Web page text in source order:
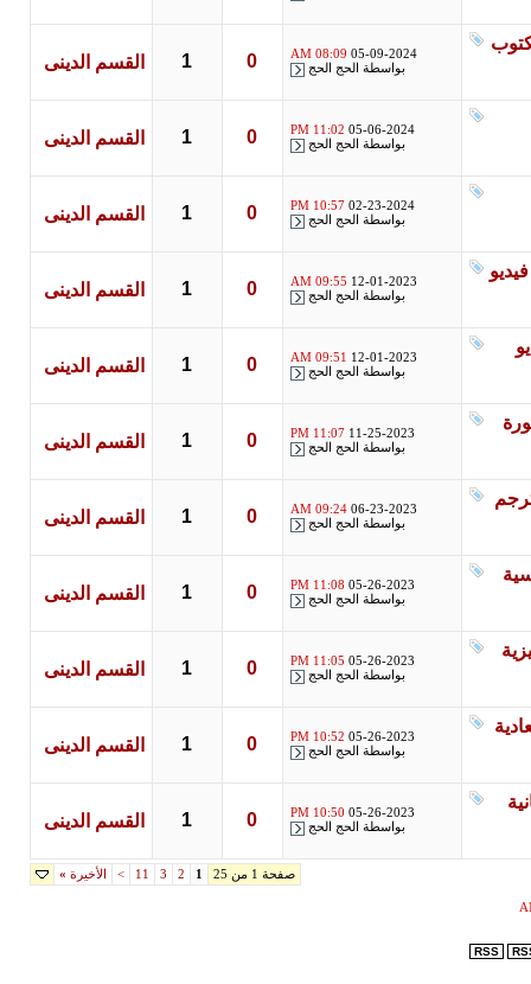
05-09-2024
08:09 AM
بواسطةالحج الحج القسم الدينى
05-06-2024
11:02 PM
بواسطةالحج الحج القسم الدينى
02-23-2024
10:57 PM
بواسطةالحج الحج القسم الدينى
فيديو
12-01-2023
09:55 AM
بواسطةالحج الحج القسم الدينى
12-01-2023
09:51 AM
بواسطةالحج الحج القسم الدينى
11-25-2023
11:07 PM
بواسطةالحج الحج القسم الدينى
06-23-2023
09:24 AM
بواسطةالحج الحج القسم الدينى
05-26-2023
11:08 PM
بواسطةالحج الحج القسم الدينى
05-26-2023
11:05 PM
بواسطةالحج الحج القسم الدينى
05-26-2023
10:52 PM
بواسطةالحج الحج القسم الدينى
05-26-2023
10:50 PM
بواسطةالحج الحج القسم الدينى
صفحة 1 من 25 1
11
> الأخيرة»
RSS